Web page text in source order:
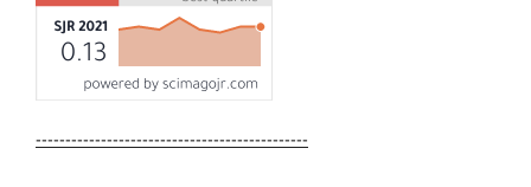
----------------------------------------------